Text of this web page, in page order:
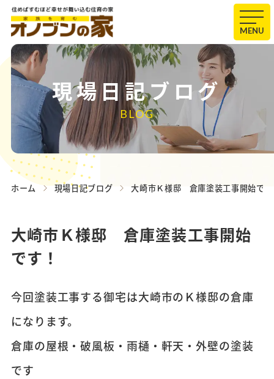
MENU
現場日記ブログ
BLOG
ホーム 現場日記ブログ 大崎市Ｋ様邸 倉庫塗装工事開始で
大崎市Ｋ様邸 倉庫塗装工事開始
です！
今回塗装工事する御宅は大崎市のＫ様邸の倉庫
になります。
倉庫の屋根・破風板・雨樋・軒天・外壁の塗装
です